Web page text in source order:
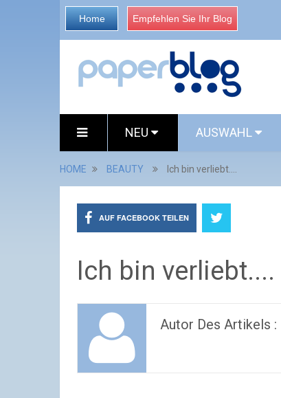
Home Empfehlen Sie Ihr Blog
NEU AUSWAHL
HOME BEAUTY Ich bin verliebt....
AUF FACEBOOK TEILEN
Ich bin verliebt....
Autor Des Artikels :